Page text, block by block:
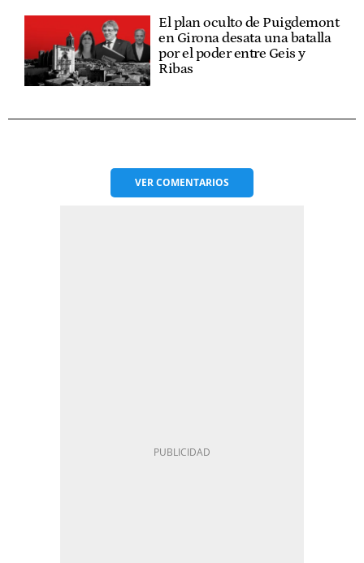
El plan oculto de Puigdemont
en Girona desata una batalla
por el poder entre Geis y
Ribas
VERCOMENTARIOS